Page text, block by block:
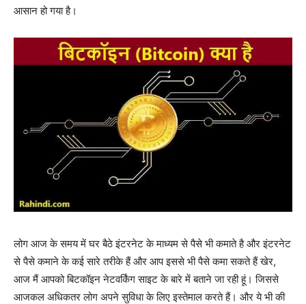
आसान हो गया है।
लोग आज के समय में घर बैठे इंटरनेट के माध्यम से पैसे भी कमाते है और इंटरनेट
से पैसे कमाने के कई सारे तरीके हैं और आप इससे भी पैसे कमा सकते हैं खेर,
आज मैं आपको बिटकॉइन नेटवर्किंग साइट के बारे में बताने जा रही हूं। जिससे
आजकल अधिकतर लोग अपने सुविधा के लिए इस्तेमाल करते हैं। और ये भी की